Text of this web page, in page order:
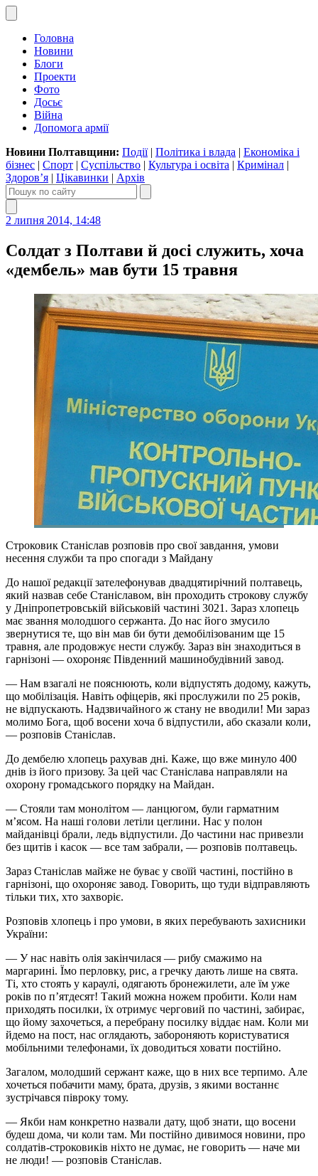
Головна
Новини
Блоги
Проекти
Фото
Досьє
Війна
Допомога армії
Новини Полтавщини: Події| Політика і влада | Економіка і
бізнес | Спорт | Суспільство | Культура і освіта | Кримінал |
Здоров’я | Цікавинки | Архів
2 липня 2014, 14:48
Солдат з Полтави й досі служить, хоча
«дембель» мав бути 15 травня
Строковик Станіслав розповів про свої завдання, умови
несення служби та про спогади з Майдану
До нашої редакції зателефонував двадцятирічний полтавець,
який назвав себе Станіславом, він проходить строкову службу
у Дніпропетровській військовій частині 3021. Зараз хлопець
має звання молодшого сержанта. До нас його змусило
звернутися те, що він мав би бути демобілізованим ще 15
травня, але продовжує нести службу. Зараз він знаходиться в
гарнізоні — охороняє Південний машинобудівний завод.
— Нам взагалі не пояснюють, коли відпустять додому, кажуть,
що мобілізація. Навіть офіцерів, які прослужили по 25 років,
не відпускають. Надзвичайного ж стану не вводили! Ми зараз
молимо Бога, щоб восени хоча б відпустили, або сказали коли,
— розповів Станіслав.
До дембелю хлопець рахував дні. Каже, що вже минуло 400
днів із його призову. За цей час Станіслава направляли на
охорону громадського порядку на Майдан.
— Стояли там монолітом — ланцюгом, були гарматним
м’ясом. На наші голови летіли цеглини. Нас у полон
майданівці брали, ледь відпустили. До частини нас привезли
без щитів і касок — все там забрали, — розповів полтавець.
Зараз Станіслав майже не буває у своїй частині, постійно в
гарнізоні, що охороняє завод. Говорить, що туди відправляють
тільки тих, хто захворіє.
Розповів хлопець і про умови, в яких перебувають захисники
України:
— У нас навіть олія закінчилася — рибу смажимо на
маргарині. Їмо перловку, рис, а гречку дають лише на свята.
Ті, хто стоять у караулі, одягають бронежилети, але їм уже
років по п’ятдесят! Такий можна ножем пробити. Коли нам
приходять посилки, їх отримує черговий по частині, забирає,
що йому захочеться, а перебрану посилку віддає нам. Коли ми
йдемо на пост, нас оглядають, забороняють користуватися
мобільними телефонами, їх доводиться ховати постійно.
Загалом, молодший сержант каже, що в них все терпимо. Але
хочеться побачити маму, брата, друзів, з якими востаннє
зустрічався півроку тому.
— Якби нам конкретно назвали дату, щоб знати, що восени
будеш дома, чи коли там. Ми постійно дивимося новини, про
солдатів-строковиків ніхто не думає, не говорить — наче ми
не люди! — розповів Станіслав.